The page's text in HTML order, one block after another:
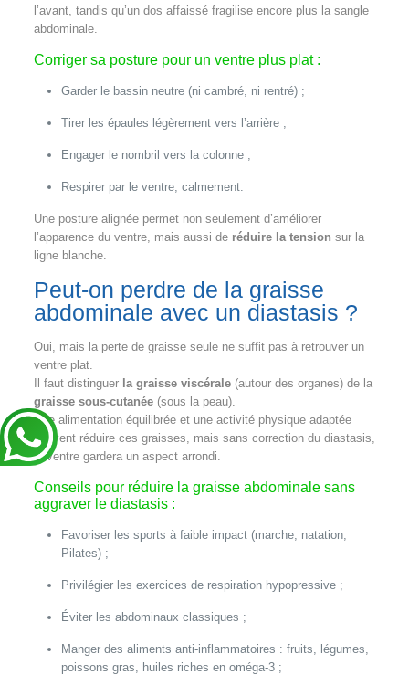
l’avant, tandis qu’un dos affaissé fragilise encore plus la sangle
abdominale.
Corriger sa posture pour un ventre plus plat :
Garder le bassin neutre (ni cambré, ni rentré) ;
Tirer les épaules légèrement vers l’arrière ;
Engager le nombril vers la colonne ;
Respirer par le ventre, calmement.
Une posture alignée permet non seulement d’améliorer
l’apparence du ventre, mais aussi de réduire la tension sur la
ligne blanche.
Peut-on perdre de la graisse
abdominale avec un diastasis ?
Oui, mais la perte de graisse seule ne suffit pas à retrouver un
ventre plat.
Il faut distinguer la graisse viscérale(autour des organes) de la
graisse sous-cutanée(sous la peau).
Une alimentation équilibrée et une activité physique adaptée
peuvent réduire ces graisses, mais sans correction du diastasis,
le ventre gardera un aspect arrondi.
Conseils pour réduire la graisse abdominale sans
aggraver le diastasis :
Favoriser les sports à faible impact (marche, natation,
Pilates) ;
Privilégier les exercices de respiration hypopressive ;
Éviter les abdominaux classiques ;
Manger des aliments anti-inflammatoires : fruits, légumes,
poissons gras, huiles riches en oméga-3 ;